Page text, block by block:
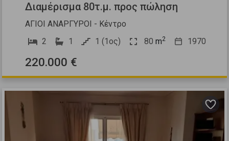
Διαμέρισμα 80τ.μ. προς πώληση
ΑΓΙΟΙ ΑΝΑΡΓΥΡΟΙ - Κέντρο
2
1 1 (1ος) 80 m2 1970
220.000 €